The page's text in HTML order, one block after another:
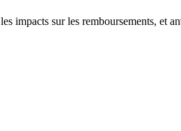
impacts sur les remboursements, et